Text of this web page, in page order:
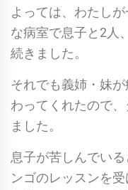
よっては、わたし
な病室で息子と2人
続きました。
それでも義姉・妹
わってくれたので
ました。
息子が苦しんでい
ンゴのレッスンを